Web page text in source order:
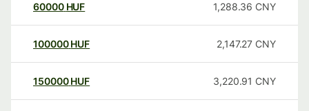
60000 HUF 1,288.36 CNY
100000 HUF 2,147.27 CNY
150000 HUF 3,220.91 CNY